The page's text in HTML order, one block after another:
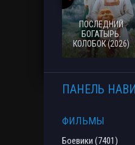
ПОСЛЕДНИЙ
БОГАТЫРЬ.
КОЛОБОК (2026)
ПАНЕЛЬ
ФИЛЬМЫ
Боевики (7401)